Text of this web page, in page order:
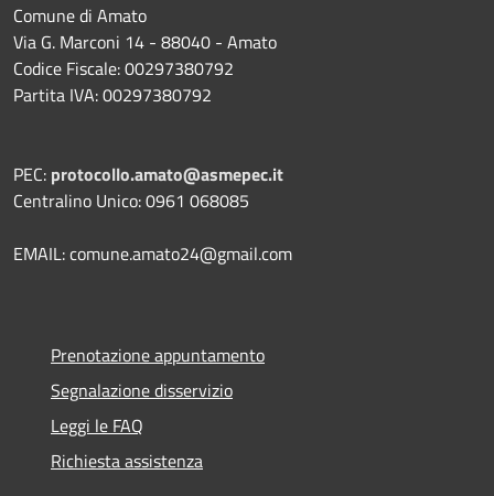
Comune di Amato
Via G. Marconi 14 - 88040 - Amato
Codice Fiscale: 00297380792
Partita IVA: 00297380792
PEC: protocollo.amato@asmepec.it
Centralino Unico: 0961 068085
EMAIL: comune.amato24@gmail.com
Prenotazione appuntamento
Segnalazione disservizio
Leggi le FAQ
Richiesta assistenza